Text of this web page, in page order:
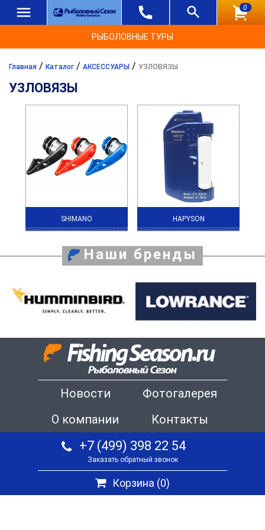
0
РЫБОЛОВНЫЕ ТУРЫ
Главная / Каталог / АКСЕССУАРЫ / УЗЛОВЯЗЫ
УЗЛОВЯЗЫ
SHIMANO HAPYSON
Наши бренды
Новости
Фотогалерея
О компании
Контакты
+7 (499) 398 22 54
Заказать обратный звонок
Корзина (0)